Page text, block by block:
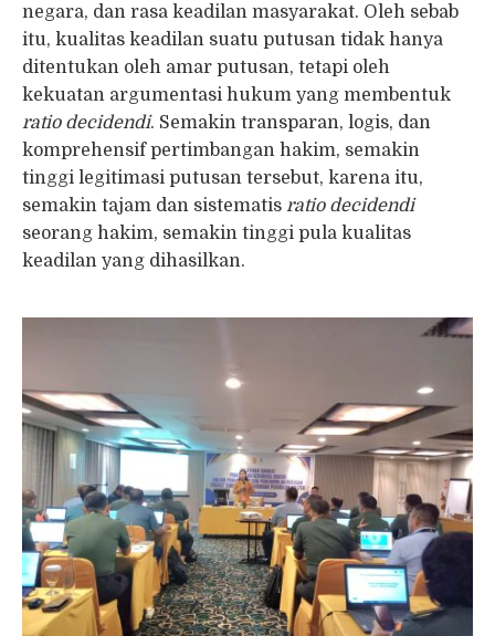
negara, dan rasa keadilan masyarakat. Oleh sebab
itu, kualitas keadilan suatu putusan tidak hanya
ditentukan oleh amar putusan, tetapi oleh
kekuatan argumentasi hukum yang membentuk
ratio decidendi. Semakin transparan, logis, dan
komprehensif pertimbangan hakim, semakin
tinggi legitimasi putusan tersebut, karena itu,
semakin tajam dan sistematis ratio decidendi
seorang hakim, semakin tinggi pula kualitas
keadilan yang dihasilkan.